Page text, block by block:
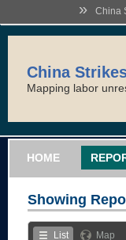
» China
China
Mapping labor
HOME
Showing
List Map